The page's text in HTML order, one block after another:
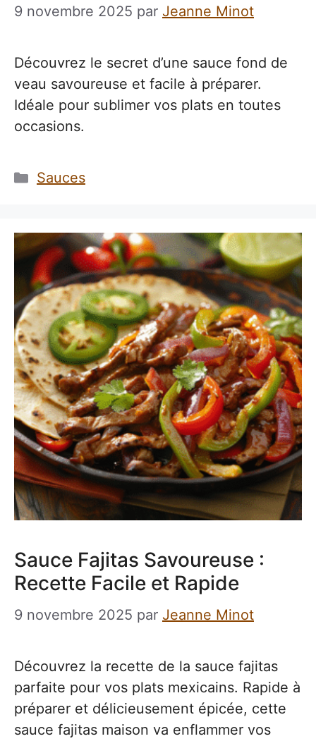
9 novembre 2025 par Jeanne Minot
Découvrez le secret d’une sauce fond de
veau savoureuse et facile à préparer.
Idéale pour sublimer vos plats en toutes
occasions.
Catégories
Sauces
Sauce Fajitas Savoureuse :
Recette Facile et Rapide
9 novembre 2025 par Jeanne Minot
Découvrez la recette de la sauce fajitas
parfaite pour vos plats mexicains. Rapide à
préparer et délicieusement épicée, cette
sauce fajitas maison va enflammer vos